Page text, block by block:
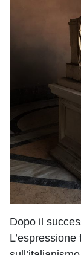
Dopo il